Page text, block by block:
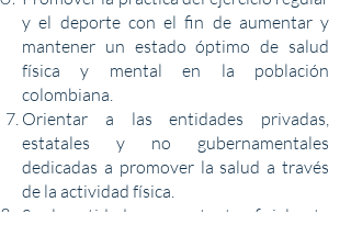
y el deporte con el fin de aumentar y
mantener un estado óptimo de salud
física y mental en la población
colombiana.
Orientar a las entidades privadas,
estatales y no gubernamentales
dedicadas a promover la salud a través
de la actividad física.
Ser la entidad representante oficial ante